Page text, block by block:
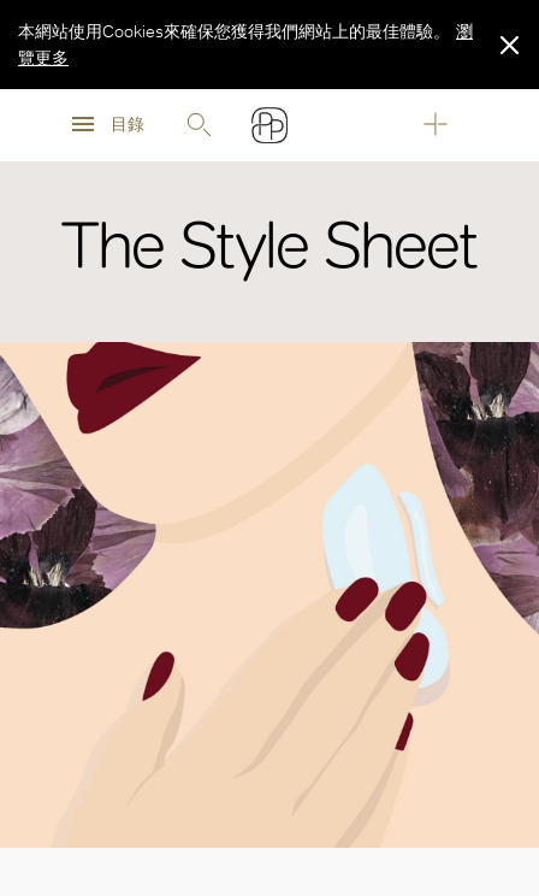
瀏
目錄
本網站使用Cookies來確保您獲得我們網站上的最佳體驗。
瀏
覽更多
The Style Sheet